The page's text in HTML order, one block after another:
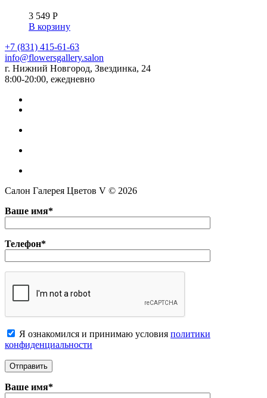
3 549 Р
В корзину
+7 (831) 415-61-63
info@flowersgallery.salon
г. Нижний Новгород, Звездинка, 24
8:00-20:00, ежедневно
Салон Галерея Цветов V © 2026
Ваше имя*
Телефон*
Я ознакомился и принимаю условия политики
конфиденциальноcти
Ваше имя*